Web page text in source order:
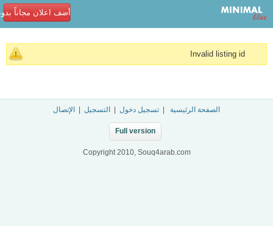
أضف اعلان مجاناً
Invalid listing id
الصفحة الرئيسية تسجيل دخول التسجيل الإتصال
Full version
Copyright 2010, Souq4arab.com